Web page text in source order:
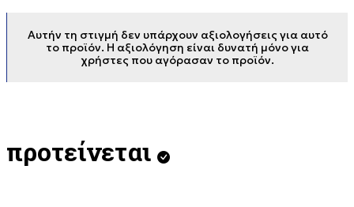
Αυτήν τη στιγμή δεν υπάρχουν αξιολογήσεις για αυτό
το προϊόν. Η αξιολόγηση είναι δυνατή μόνο για
χρήστες που αγόρασαν το προϊόν.
προτείνεται